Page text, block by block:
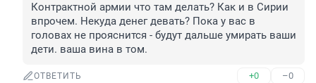
Контрактной армии что там делать? Как и в Сирии
впрочем. Некуда денег девать? Пока у вас в
головах не прояснится - будут дальше умирать ваши
дети. ваша вина в том.
ОТВЕТИТЬ +0 –0